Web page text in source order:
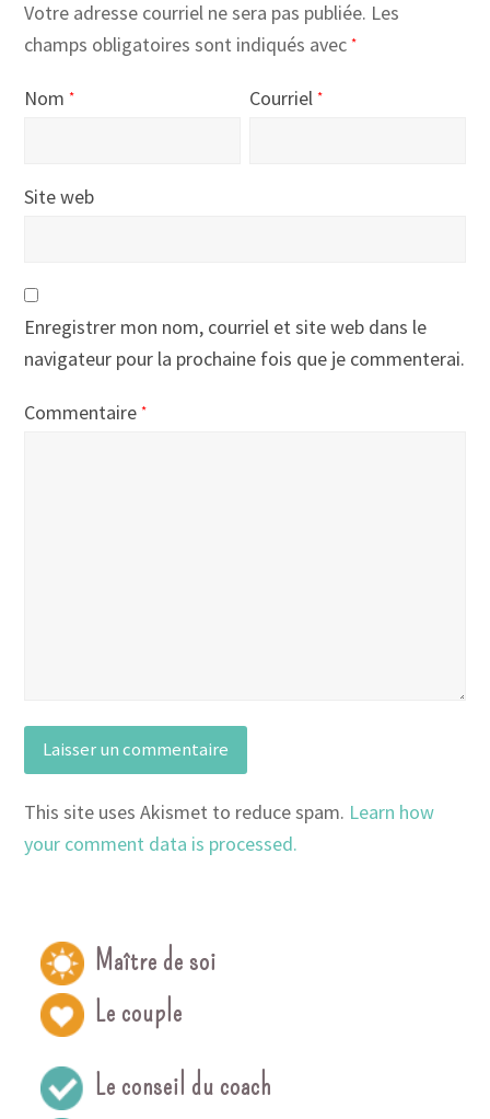
Votre adresse courriel ne sera pas publiée. Les
champs obligatoires sont indiqués avec*
Nom* Courriel*
Site web
Enregistrer mon nom, courriel et site web dans le
navigateur pour la prochaine fois que je commenterai.
Commentaire*
This site uses Akismet to reduce spam. Learn how
your comment data is processed.
Maître de soi
Le couple
Le conseil du coach